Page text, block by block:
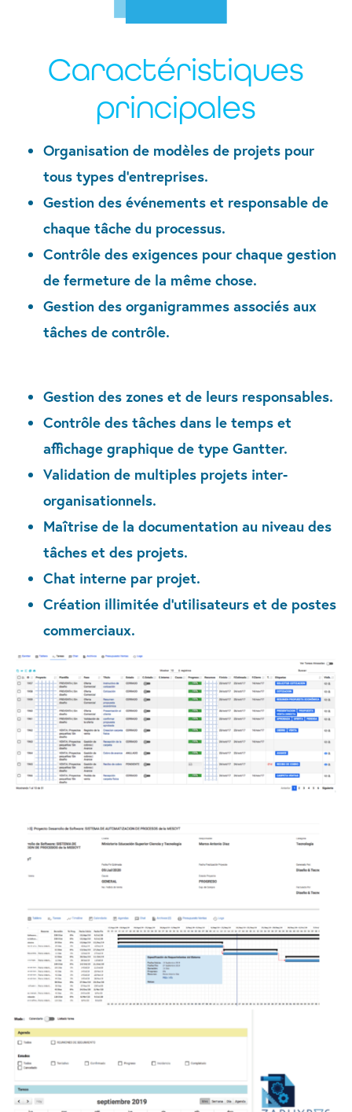
Caractéristiques
principales
Organisation de modèles de projets pour
tous types d’entreprises.
Gestion des événements et responsable de
chaque tâche du processus.
Contrôle des exigences pour chaque gestion
de fermeture de la même chose.
Gestion des organigrammes associés aux
tâches de contrôle.
Gestion des zones et de leurs responsables.
Contrôle des tâches dans le temps et
affichage graphique de type Gantter.
Validation de multiples projets inter-
organisationnels.
Maîtrise de la documentation au niveau des
tâches et des projets.
Chat interne par projet.
Création illimitée d’utilisateurs et de postes
commerciaux.